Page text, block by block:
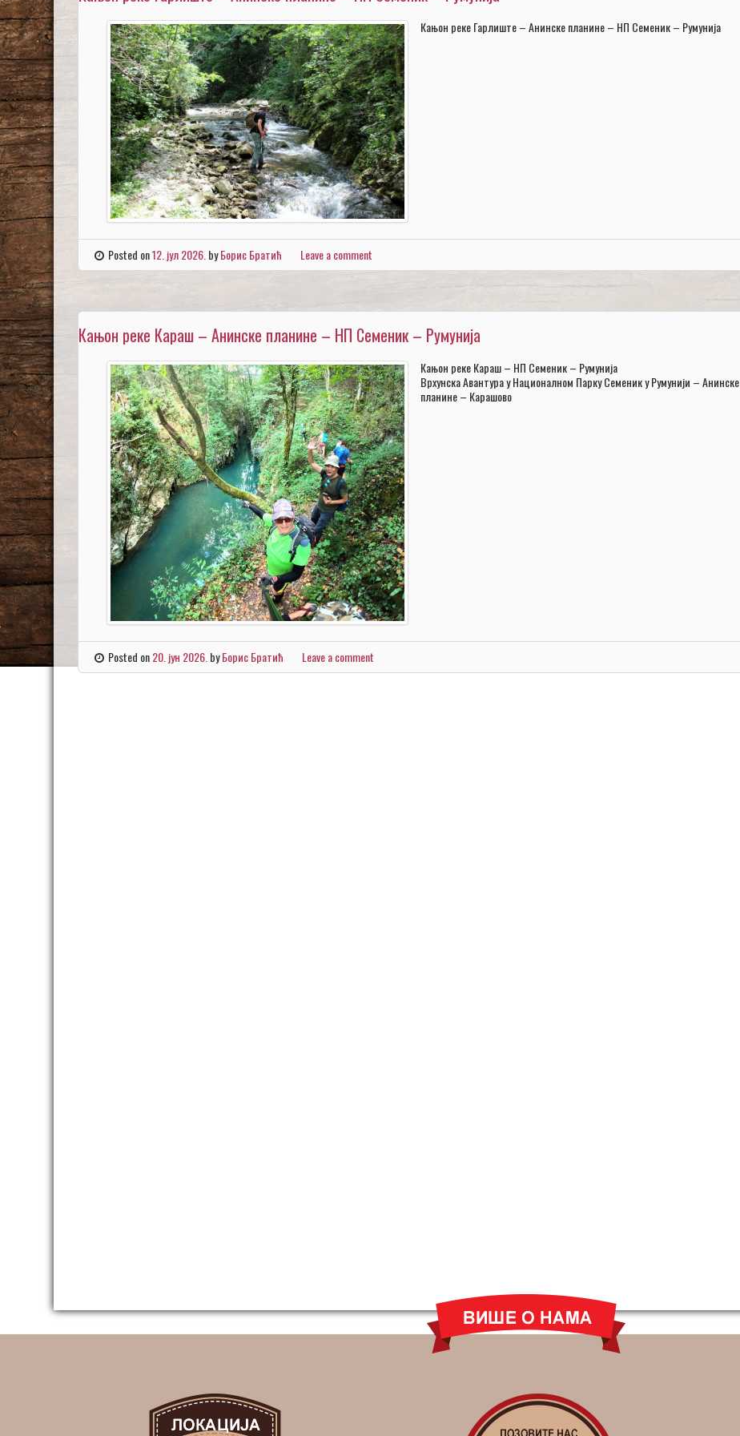
Кањон реке Гарлиште – Анинске планине – НП Семеник – Румунија
Posted on12. јул 2026. byБорис Братић Leave a comment
Кањон реке Караш – Анинске планине – НП Семеник – Румунија
Кањон реке Караш – НП Семеник – Румунија
Врхунска Авантура у Националном Парку Семеник у Румунији – Анинске
планине – Карашово
Posted on20. јун 2026.byБорис Братић Leave a comment